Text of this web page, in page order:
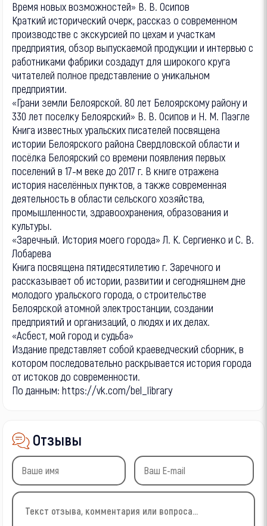
Время новых возможностей» В. В. Осипов
Краткий исторический очерк, рассказ о современном
производстве с экскурсией по цехам и участкам
предприятия, обзор выпускаемой продукции и интервью с
работниками фабрики создадут для широкого круга
читателей полное представление о уникальном
предприятии.
«Грани земли Белоярской. 80 лет Белоярскому району и
330 лет поселку Белоярский» В. В. Осипов и Н. М. Паэгле
Книга известных уральских писателей посвящена
истории Белоярского района Свердловской области и
посёлка Белоярский со времени появления первых
поселений в 17-м веке до 2017 г. В книге отражена
история населённых пунктов, а также современная
деятельность в области сельского хозяйства,
промышленности, здравоохранения, образования и
культуры.
«Заречный. История моего города» Л. К. Сергиенко и С. В.
Лобарева
Книга посвящена пятидесятилетию г. Заречного и
рассказывает об истории, развитии и сегодняшнем дне
молодого уральского города, о строительстве
Белоярской атомной электростанции, создании
предприятий и организаций, о людях и их делах.
«Асбест, мой город и судьба»
Издание представляет собой краеведческий сборник, в
котором последовательно раскрывается история города
от истоков до современности.
По данным: https://vk.com/bel_library
Отзывы